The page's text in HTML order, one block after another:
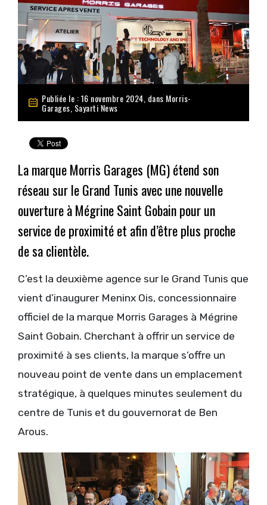
Publiée le : 16 novembre 2024, dans Morris-
Garages Sayarti News
La marque Morris Garages (MG) étend son
réseau sur le Grand Tunis avec une nouvelle
ouverture à Mégrine Saint Gobain pour un
service de proximité et afin d’être plus proche
de sa clientèle.
C’est la deuxième agence sur le Grand Tunis que
vient d’inaugurer Meninx Ois, concessionnaire
officiel de la marque Morris Garages à Mégrine
Saint Gobain. Cherchant à offrir un service de
proximité à ses clients, la marque s’offre un
nouveau point de vente dans un emplacement
stratégique, à quelques minutes seulement du
centre de Tunis et du gouvernorat de Ben
Arous.